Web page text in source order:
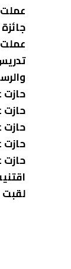
حازت
حازت
حازت
حازت
حازت
لقبت